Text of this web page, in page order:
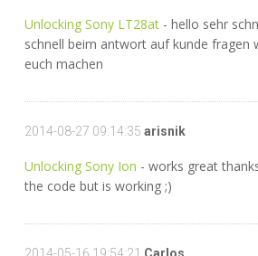
Unlocking Sony LT28at - hello sehr
schnell beim antwort auf kunde fragen
euch machen
2014-08-27 09:14:35 arisnik
Unlocking Sony Ion - works great
the code but is working ;)